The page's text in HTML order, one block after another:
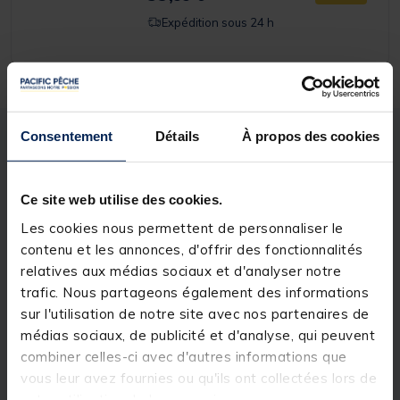
Consentement Détails À propos des cookies
Ce site web utilise des cookies.
Les cookies nous permettent de personnaliser le
contenu et les annonces, d'offrir des fonctionnalités
relatives aux médias sociaux et d'analyser notre
trafic. Nous partageons également des informations
sur l'utilisation de notre site avec nos partenaires de
médias sociaux, de publicité et d'analyse, qui peuvent
combiner celles-ci avec d'autres informations que
vous leur avez fournies ou qu'ils ont collectées lors de
Expédition sous 24 h
Description Spécifications
Description & détails
Description
Robuste, fluide et bénéficiant d'un très bon rapport
qualité/prix, lemoulinet spinningà frein avant
Redfish Strike 1 FXséduira les débutants qui
souhaitent faire leurs premiers pas dans la pêche
des carnassiers .
Redfish est une marque qui se destine à ceux et